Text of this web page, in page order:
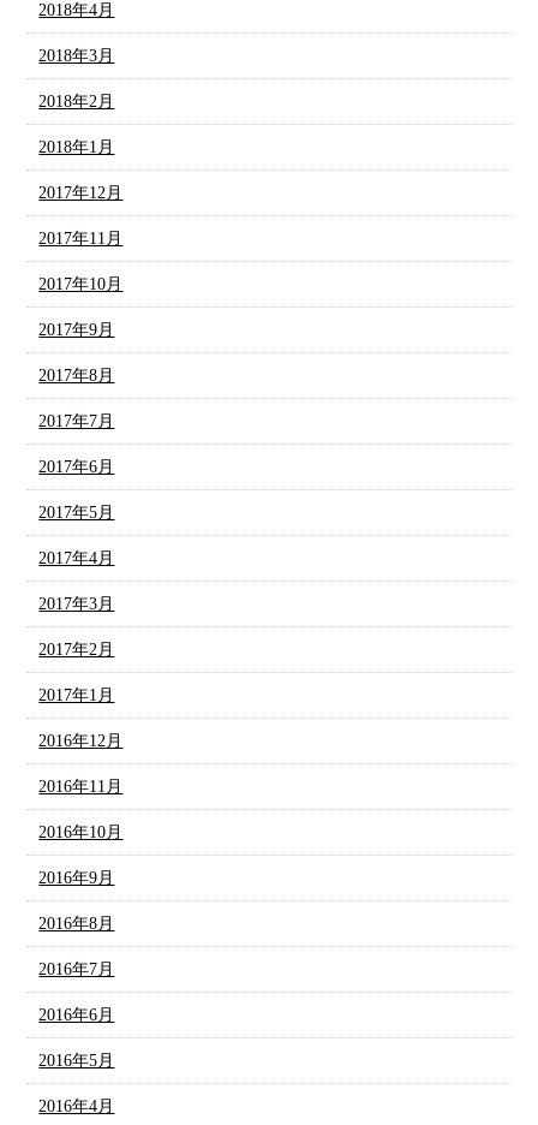
2018年4月
2018年3月
2018年2月
2018年1月
2017年12月
2017年11月
2017年10月
2017年9月
2017年8月
2017年7月
2017年6月
2017年5月
2017年4月
2017年3月
2017年2月
2017年1月
2016年12月
2016年11月
2016年10月
2016年9月
2016年8月
2016年7月
2016年6月
2016年5月
2016年4月